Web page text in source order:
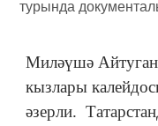
Миләүшә
кызлары
әзерли.